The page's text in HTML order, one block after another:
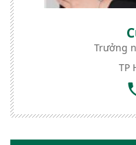
Trưởng
TP